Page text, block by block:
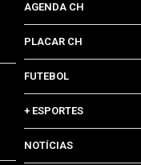
AGENDA CH
PLACAR CH
FUTEBOL
+ ESPORTES
NOTÍCIAS